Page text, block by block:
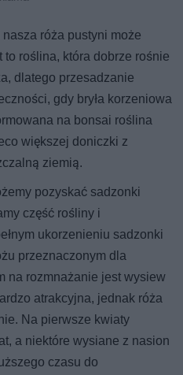
róża pustyni może
roślina, która dobrze rośnie
dlatego przesadzanie
gdy bryła korzeniowa
na bonsai roślina
większej doniczki z
ziemią.
pozyskać sadzonki
część rośliny i
ukorzenieniu sadzonki
przeznaczonym dla
na rozmnażanie jest wysiew
atrakcyjna, jednak róża
Na pierwsze kwiaty
a niektóre wysiane z nasion
czasu do